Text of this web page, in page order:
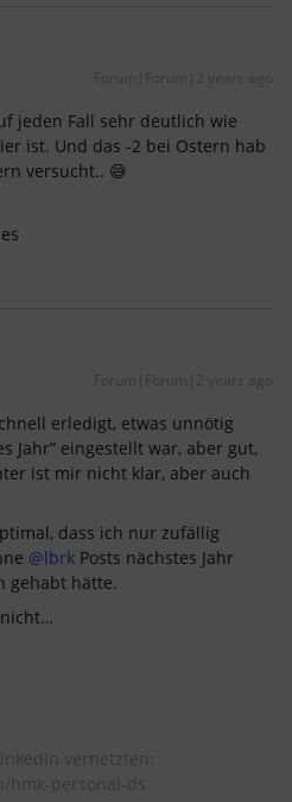
Forum|Forum|2 years ago
jeden Fall sehr deutlich wie
ist. Und das -2 bei Ostern hab
versucht.. 😅
Forum|Forum|2 years ago
erledigt, etwas unnötig
Jahr” eingestellt war, aber gut,
ist mir nicht klar, aber auch
dass ich nur zufällig
@lbrk Posts nächstes Jahr
gehabt hätte.
vernetzten:
hmk-personal-ds